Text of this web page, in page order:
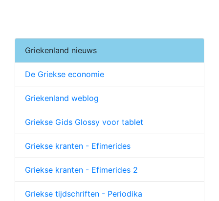
Griekenland nieuws
De Griekse economie
Griekenland weblog
Griekse Gids Glossy voor tablet
Griekse kranten - Efimerides
Griekse kranten - Efimerides 2
Griekse tijdschriften - Periodika